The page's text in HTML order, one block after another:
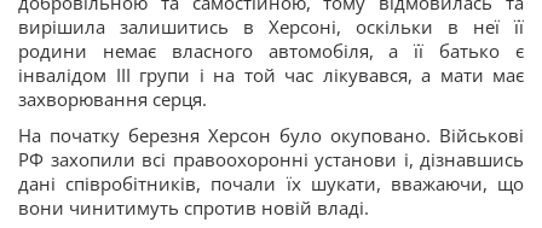
вирішила залишитись в Херсоні, оскільки в неї її
родини немає власного автомобіля, а її батько є
інвалідом ІІІ групи і на той час лікувався, а мати має
захворювання серця.
На початку березня Херсон було окуповано. Військові
РФ захопили всі правоохоронні установи і, дізнавшись
дані співробітників, почали їх шукати, вважаючи, що
вони чинитимуть спротив новій владі.